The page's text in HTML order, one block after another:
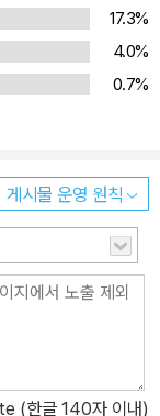
링에 관한 이야기도
일리아식, 미국식,
스타일 탐방'이 대표
재질에 대해서도 딕
봄맞이」) 딕 캐
로 한데 엮는다. 산
은 수많은 옷의 다
의 탁월함을 자랑
, 무성 만화, 분류
로 활용하며 스토
생한 입말을 한국
17.3%
4.0%
0.7%
게시물 운영 원칙
(한글 140자 이내)